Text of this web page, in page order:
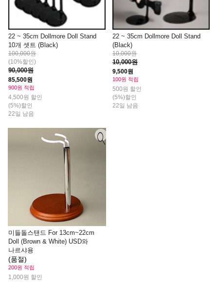
22 ~ 35cm Dollmore Doll Stand
10개 셋트 (Black)
100,000원
(10%할인)
90,000원
85,500원
900원 적립
4,500원 할인
(5%)할인
22일 남음
22 ~ 35cm Dollmore Doll Stand
(Black)
10,000원
10,000원
9,500원
100원 적립
500원 할인
(5%)할인
22일 남음
미들돌스탠드 For 13cm~22cm
Doll (Brown & White) USD와
나르샤용
(품절)
200원 적립
1,000원 할인